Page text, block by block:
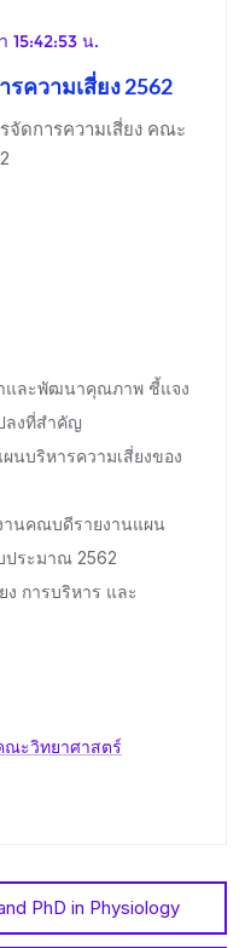
15:42:53 น.
ความเสี่ยง 2562
ดการความเสี่ยง คณะ
และพัฒนาคุณภาพ ชี้แจง
ลงที่สำคัญ
นบริหารความเสี่ยงของ
านคณบดีรายงานแผน
ประมาณ 2562
ง การบริหาร และ
ณะวิทยาศาสตร์
PhD in Physiology